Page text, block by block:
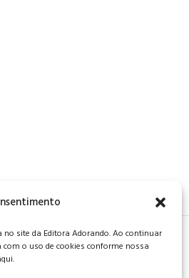
site da Editora Adorando. Ao continuar
o uso de cookies conforme nossa